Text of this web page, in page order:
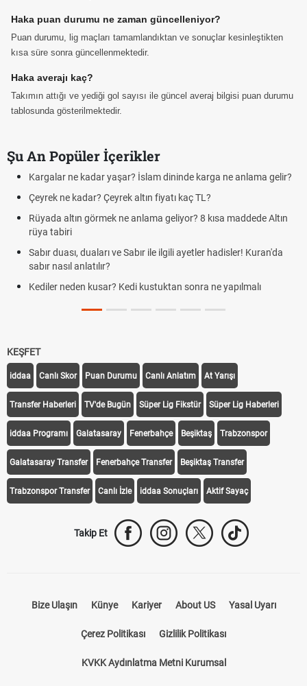
Haka puan durumu ne zaman güncelleniyor?
Puan durumu, lig maçları tamamlandıktan ve sonuçlar kesinleştikten
kısa süre sonra güncellenmektedir.
Haka averajı kaç?
Takımın attığı ve yediği gol sayısı ile güncel averaj bilgisi puan durumu
tablosunda gösterilmektedir.
Şu An Popüler İçerikler
Kargalar ne kadar yaşar? İslam dininde karga ne anlama gelir?
Çeyrek ne kadar? Çeyrek altın fiyatı kaç TL?
Rüyada altın görmek ne anlama geliyor? 8 kısa maddede Altın
rüya tabiri
Sabır duası, duaları ve Sabır ile ilgili ayetler hadisler! Kuran'da
sabır nasıl anlatılır?
Kediler neden kusar? Kedi kustuktan sonra ne yapılmalı
KEŞFET
iddaa Canlı Skor Puan Durumu Canlı Anlatım At Yarışı
Transfer Haberleri TV'de Bugün Süper Lig Fikstür Süper Lig Haberleri
iddaa Programı Galatasaray Fenerbahçe Beşiktaş Trabzonspor
Galatasaray Transfer Fenerbahçe Transfer Beşiktaş Transfer
Trabzonspor Transfer Canlı İzle iddaa Sonuçları Aktif Sayaç
Takip Et
Bize Ulaşın Künye Kariyer About US Yasal Uyarı
Çerez Politikası Gizlilik Politikası
KVKK Aydınlatma Metni Kurumsal